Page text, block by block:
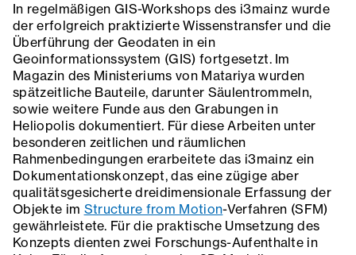
In regelmäßigen GIS-Workshops des i3mainz wurde
der erfolgreich praktizierte Wissenstransfer und die
Überführung der Geodaten in ein
Geoinformationssystem (GIS) fortgesetzt. Im
Magazin des Ministeriums von Matariya wurden
spätzeitliche Bauteile, darunter Säulentrommeln,
sowie weitere Funde aus den Grabungen in
Heliopolis dokumentiert. Für diese Arbeiten unter
besonderen zeitlichen und räumlichen
Rahmenbedingungen erarbeitete das i3mainz ein
Dokumentationskonzept, das eine zügige aber
qualitätsgesicherte dreidimensionale Erfassung der
Objekte im Structure from Motion-Verfahren (SFM)
gewährleistete. Für die praktische Umsetzung des
Konzepts dienten zwei Forschungs-Aufenthalte in